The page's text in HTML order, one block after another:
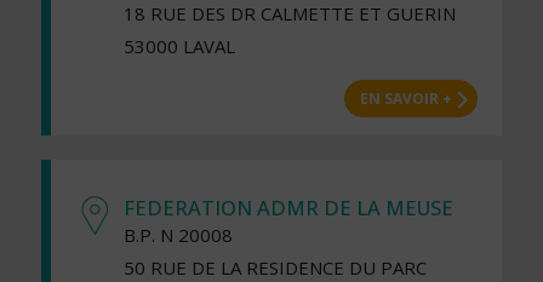
18 RUE DES DR CALMETTE ET GUERIN
53000 LAVAL
EN SAVOIR +
FEDERATION ADMR DE LA MEUSE
B.P. N 20008
50 RUE DE LA RESIDENCE DU PARC